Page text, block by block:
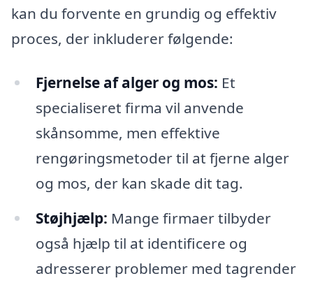
kan du forvente en grundig og effektiv
proces, der inkluderer følgende:
Fjernelse af alger og mos: Et
specialiseret firma vil anvende
skånsomme, men effektive
rengøringsmetoder til at fjerne alger
og mos, der kan skade dit tag.
Støjhjælp: Mange firmaer tilbyder
også hjælp til at identificere og
adresserer problemer med tagrender